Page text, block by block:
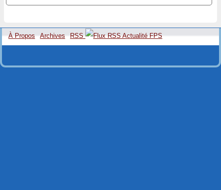
À Propos Archives RSS